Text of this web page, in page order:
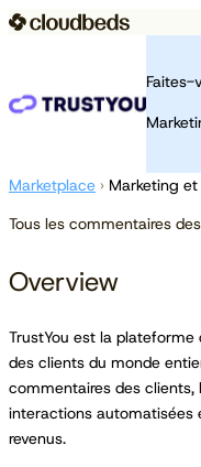
Marketplace › Marketing
Tous les commentaires
Overview
TrustYou est la plateforme
des clients du monde
commentaires des
interactions automatisées
revenus.